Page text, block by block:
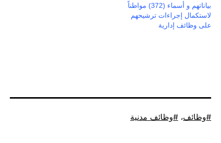
بياناتهم و أسماء (372) مواطناً
لاستكمال إجراءات ترشيحهم
على وظائف إدارية
موسوم
وظائف، وظائف مدنية